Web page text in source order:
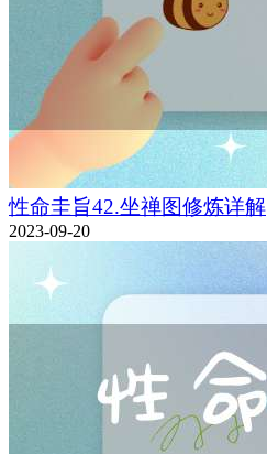
性命圭旨42.坐禅图修炼详解
2023-09-20